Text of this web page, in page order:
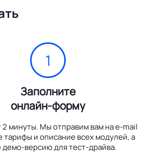
1
Заполните
онлайн-форму
2 минуты. Мы отправим вам на e-mail
тарифы и описание всех модулей, а
демо-версию для тест-драйва.